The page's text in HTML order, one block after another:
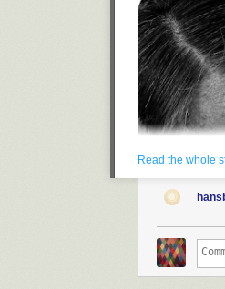
Read the whole